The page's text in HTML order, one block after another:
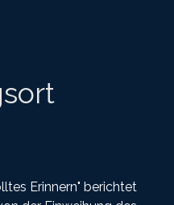
Erinnern" berichtet